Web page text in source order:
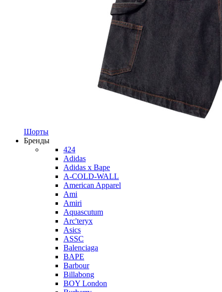
Шорты
Бренды
424
Adidas
Adidas x Bape
A-COLD-WALL
American Apparel
Ami
Amiri
Aquascutum
Arc'teryx
Asics
ASSC
Balenciaga
BAPE
Barbour
Billabong
BOY London